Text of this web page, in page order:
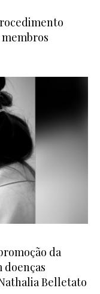
da
doenças
Belletato